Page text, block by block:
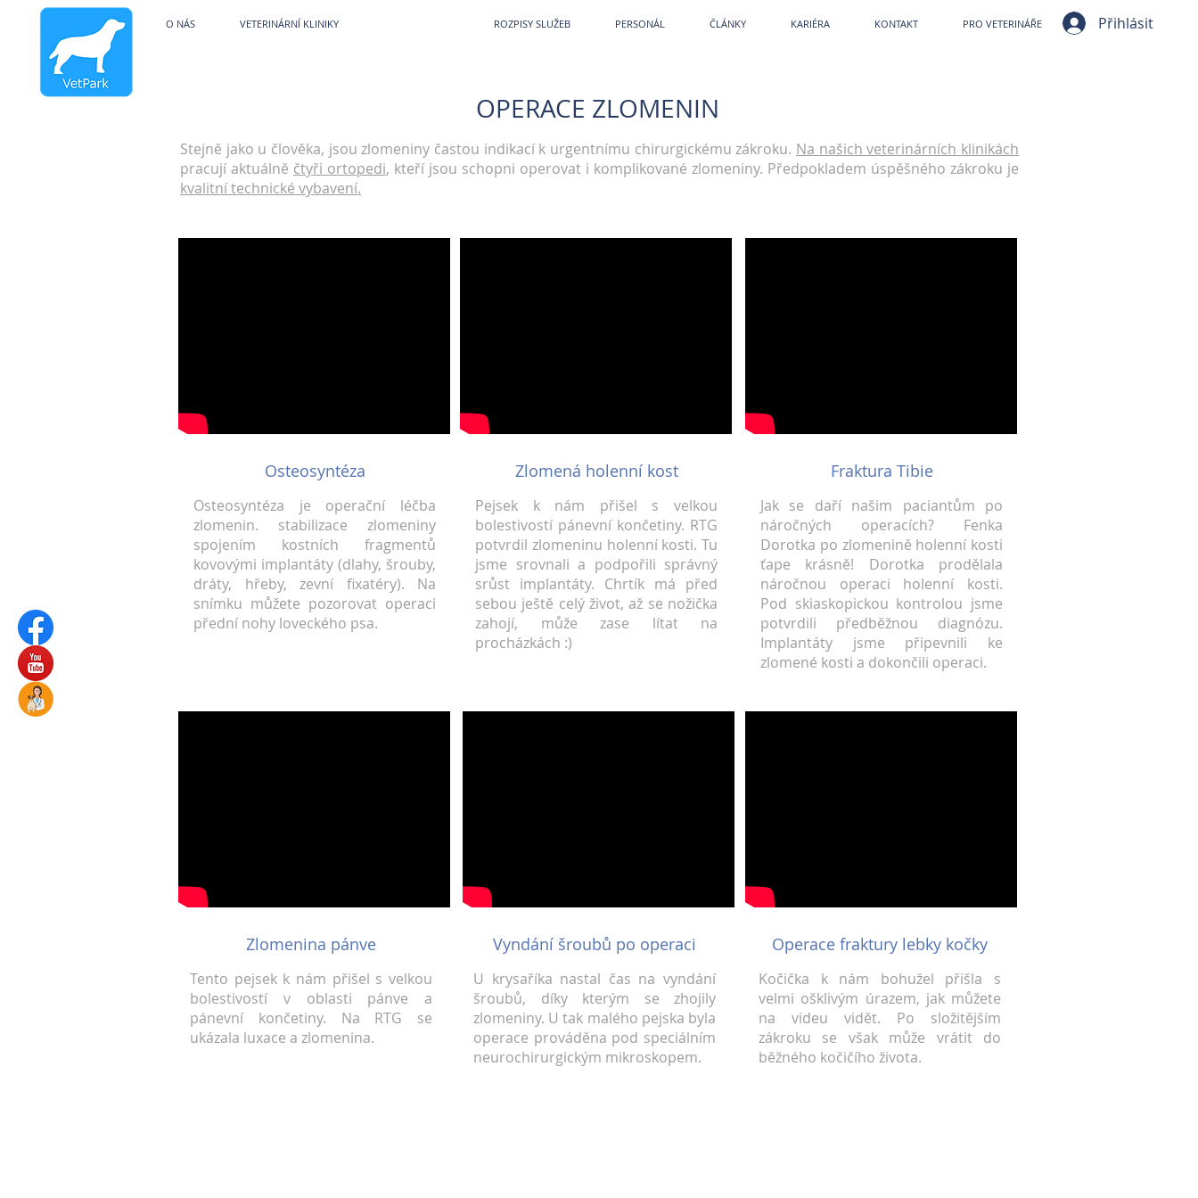
O NÁS VETERINÁRNÍ KLINIKY ROZPISY SLUŽEB PERSONÁL ČLÁNKY KARIÉRA KONTAKT PRO VETERINÁŘE Přihlásit
OPERACE ZLOMENIN
Stejně jako u člověka, jsou zlomeniny častou indikací k urgentnímu chirurgickému zákroku. Na našich veterinárních klinikách
pracují aktuálně čtyři ortopedi, kteří jsou schopni operovat i komplikované zlomeniny. Předpokladem úspěšného zákroku je
kvalitní technické vybavení.
Osteosyntéza
Osteosyntéza je operační léčba
zlomenin. stabilizace zlomeniny
spojením kostních fragmentů
kovovými implantáty (dlahy, šrouby,
dráty, hřeby, zevní fixatéry). Na
snímku můžete pozorovat operaci
přední nohy loveckého psa.
Zlomená holenní kost
Pejsek k nám přišel s velkou
bolestivostí pánevní končetiny. RTG
potvrdil zlomeninu holenní kosti. Tu
jsme srovnali a podpořili správný
srůst implantáty. Chrtík má před
sebou ještě celý život, až se nožička
zahojí, může zase lítat na
procházkách :)
Fraktura Tibie
Jak se daří našim paciantům po
náročných operacích? Fenka
Dorotka po zlomenině holenní kosti
ťape krásně! Dorotka prodělala
náročnou operaci holenní kosti.
Pod skiaskopickou kontrolou jsme
potvrdili předběžnou diagnózu.
Implantáty jsme připevnili ke
zlomené kosti a dokončili operaci.
Zlomenina pánve
Tento pejsek k nám přišel s velkou
bolestivostí v oblasti pánve a
pánevní končetiny. Na RTG se
ukázala luxace a zlomenina.
Vyndání šroubů po operaci
U krysaříka nastal čas na vyndání
šroubů, díky kterým se zhojily
zlomeniny. U tak malého pejska byla
operace prováděna pod speciálním
neurochirurgickým mikroskopem.
Operace fraktury lebky kočky
Kočička k nám bohužel přišla s
velmi ošklivým úrazem, jak můžete
na videu vidět. Po složitějším
zákroku se však může vrátit do
běžného kočičího života.